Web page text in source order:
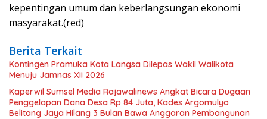
kepentingan umum dan keberlangsungan ekonomi
masyarakat.(red)
Berita Terkait
Kontingen Pramuka Kota Langsa Dilepas Wakil Walikota
Menuju Jamnas XII 2026
Kaperwil Sumsel Media Rajawalinews Angkat Bicara Dugaan
Penggelapan Dana Desa Rp 84 Juta, Kades Argomulyo
Belitang Jaya Hilang 3 Bulan Bawa Anggaran Pembangunan